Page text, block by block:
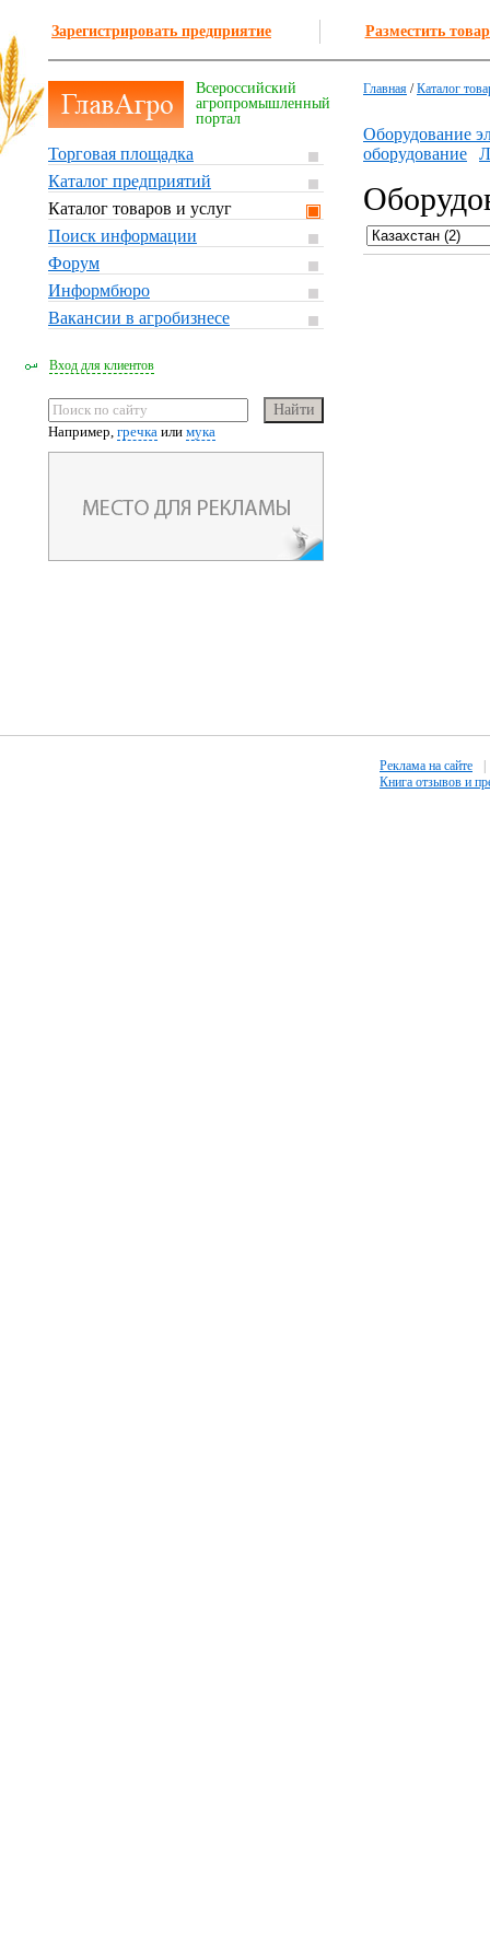
Зарегистрировать предприятие Разместить
Всероссийский
агропромышленный
портал
Торговая площадка
Каталог предприятий
Каталог товаров и услуг
Поиск информации
Форум
Информбюро
Вакансии в агробизнесе
Вход для клиентов
Например, гречка или мука
Главная /Каталог
Оборудование
оборудование
Реклама на сайте
Книга отзывов и